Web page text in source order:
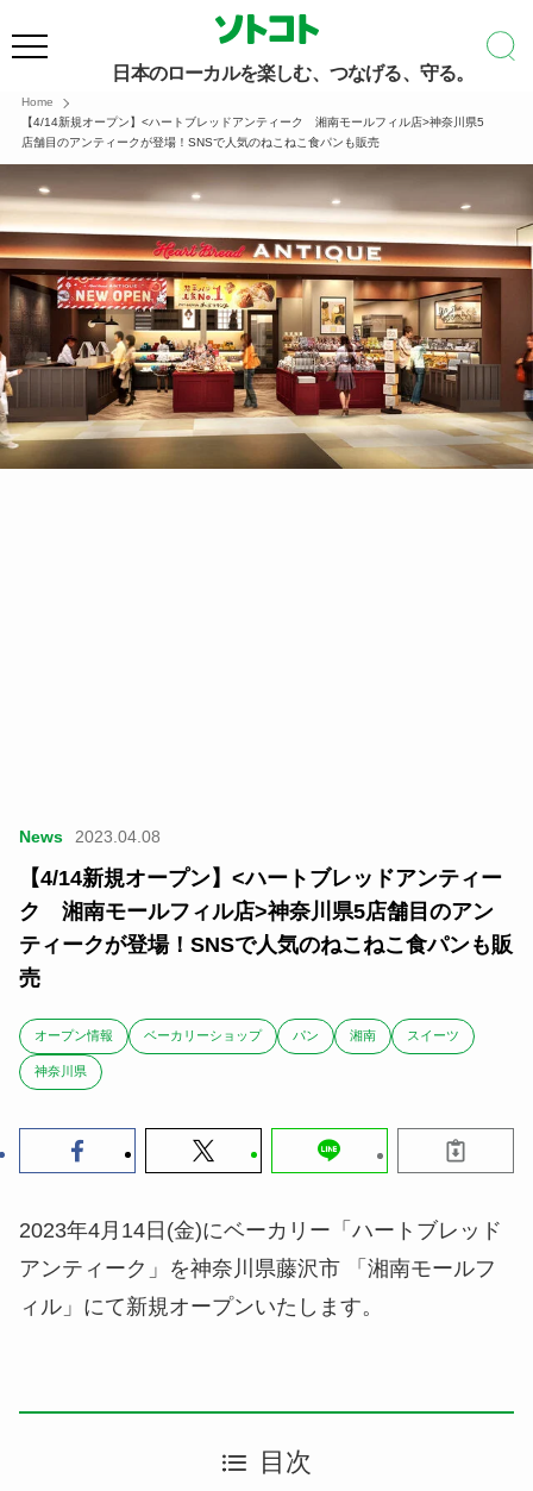
日本のローカルを楽しむ、つなげる、守る。
Home
【4/14新規オープン】<ハートブレッドアンティーク 湘南モールフィル店>神奈川県5
店舗目のアンティークが登場！SNSで人気のねこねこ食パンも販売
News 2023.04.08
【4/14新規オープン】<ハートブレッドアンティー
ク 湘南モールフィル店>神奈川県5店舗目のアン
ティークが登場！SNSで人気のねこねこ食パンも販
売
オープン情報 ベーカリーショップ パン 湘南 スイーツ
神奈川県
2023年4月14日(金)にベーカリー「ハートブレッド
アンティーク」を神奈川県藤沢市 「湘南モールフ
ィル」にて新規オープンいたします。
目次